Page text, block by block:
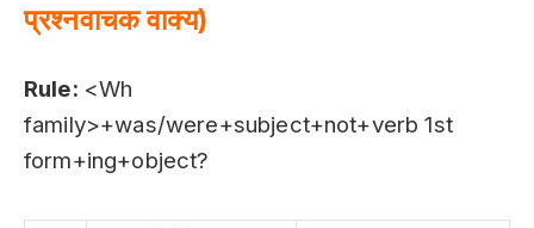
प्रश्नवाचक वाक्य)
Rule: <Wh
family>+was/were+subject+not+verb 1st
form+ing+object?